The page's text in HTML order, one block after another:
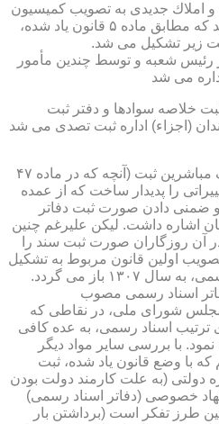
اسناد و املاك جدیدی به تصویب كمیسیون
عدلیه مجلس شورای ملی رسید كه مطابق ماده ۵ قانون یاد شده،
زیر تشكیل می شد.
رئیس شعبه و توسط چندین مأمور
می شد
خلاصه سوادها و دفتر ثبت
(اجزاء) اداره ثبت تصدی می شد
قانون یاد شده، در شرح وظائف مباشرین ثبت (آنچه كه در ماده ۴۷
را پدیدار ساخت كه از عمده
ضمنی دادن صورت ثبت دفاتر
اشاره داشت. لیكن علیرغم چنین
آن روزگاران صورت ثبت سند را
اولین قانون مربوط به تشكیل
مستقل دفترخانه های اسناد رسمی، به سال ۱۳۰۷ باز می گردد.
دفاتر اسناد رسمی مصوب
مجلس شورای ملی، در نقاطی كه
ترتیب اسناد رسمی، به عده كافی
با بررسی سایر مواد دیگر
با وضع قانون یاد شده، ثبت
دولتی (به علت كارمند دولت بودن
خصوصی (دفاتر اسناد رسمی)
طرز تفكر است (برداشتن بار